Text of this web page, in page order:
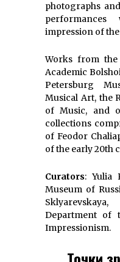
photographs
impression of
Works from
Academic
Petersburg
Musical Art, the
of Music, and
collections
of Feodor
of the early 20th
Curators: Yulia
Museum of
Department of
Impressionism.